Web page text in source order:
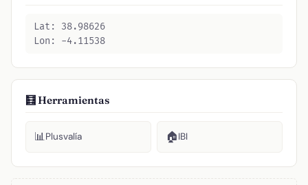
Lat: 38.98626
Lon: -4.11538
🧮 Herramientas
📊Plusvalía 🏠IBI